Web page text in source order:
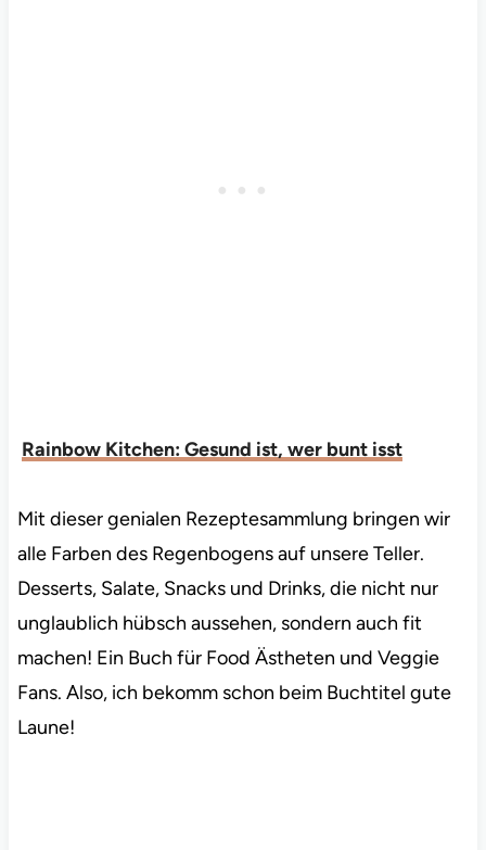
Rainbow Kitchen: Gesund ist, wer bunt isst
Mit dieser genialen Rezeptesammlung bringen wir
alle Farben des Regenbogens auf unsere Teller.
Desserts, Salate, Snacks und Drinks, die nicht nur
unglaublich hübsch aussehen, sondern auch fit
machen! Ein Buch für Food Ästheten und Veggie
Fans. Also, ich bekomm schon beim Buchtitel gute
Laune!